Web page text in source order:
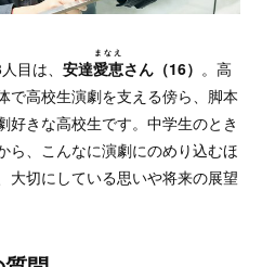
目は、 安達愛恵
まなえ
さん（16） 。高
で高校生演劇を支える傍ら、脚本
好きな高校生です。中学生のとき
ら、こんなに演劇にのめり込むほ
大切にしている思いや将来の展望